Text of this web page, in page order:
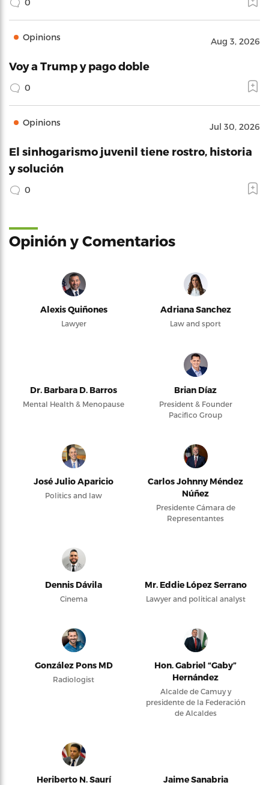
Opinions Aug 3, 2026
Voy a Trump y pago doble
0
Opinions Jul 30, 2026
El sinhogarismo juvenil tiene rostro, historia
y solución
0
Opinión y Comentarios
Alexis Quiñones
Lawyer
Adriana Sanchez
Law and sport
Dr. Barbara D. Barros
Mental Health & Menopause
Brian Díaz
President & Founder
Pacifico Group
José Julio Aparicio
Politics and law
Carlos Johnny Méndez
Núñez
Presidente Cámara de
Representantes
Dennis Dávila
Cinema
Mr. Eddie López Serrano
Lawyer and political analyst
González Pons MD
Radiologist
Hon. Gabriel “Gaby”
Hernández
Alcalde de Camuy y
presidente de la Federación
de Alcaldes
Heriberto N. Saurí Jaime Sanabria